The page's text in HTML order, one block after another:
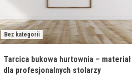
Bez kategorii
Tarcica bukowa hurtownia – materiał
dla profesjonalnych stolarzy